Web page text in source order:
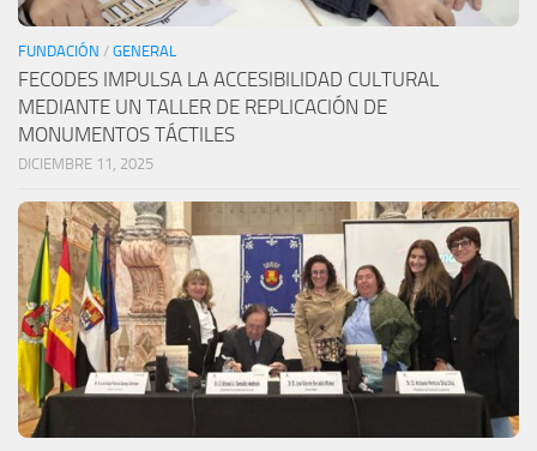
FUNDACIÓN / GENERAL
FECODES IMPULSA LA ACCESIBILIDAD CULTURAL
MEDIANTE UN TALLER DE REPLICACIÓN DE
MONUMENTOS TÁCTILES
DICIEMBRE 11, 2025